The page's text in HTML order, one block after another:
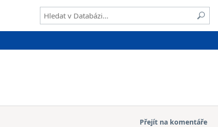
Přejít na komentáře